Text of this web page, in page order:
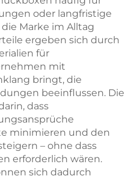
oder langfristige
Marke im Alltag
ergeben sich durch
für
mit
bringt, die
beeinflussen. Die
dass
minimieren und den
– ohne dass
erforderlich wären.
sich dadurch